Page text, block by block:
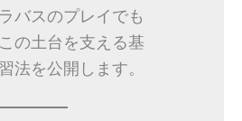
バスのプレイでも
の土台を支える基
法を公開します。